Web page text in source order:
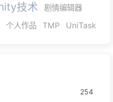
技术
剧情编辑器
个人作品 TMP UniTask
254